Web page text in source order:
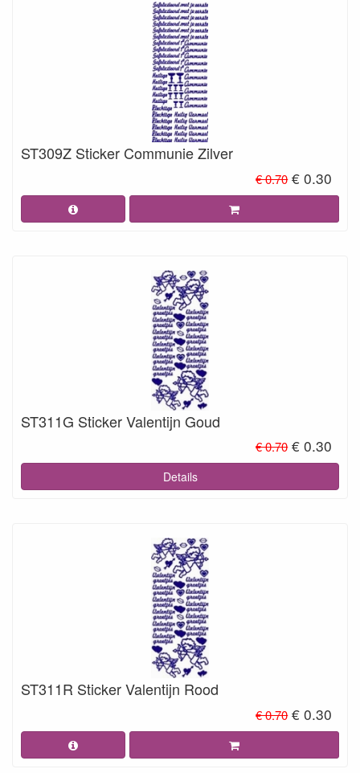
ST309Z Sticker Communie Zilver
€ 0.70 € 0.30
ST311G Sticker Valentijn Goud
€ 0.70 € 0.30
Details
ST311R Sticker Valentijn Rood
€ 0.70 € 0.30